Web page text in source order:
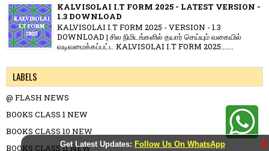
Get Latest Updates: Follow Us On WhatsApp X
KALVISOLAI I.T FORM 2025 - LATEST VERSION -
1.3 DOWNLOAD
KALVISOLAI I.T FORM 2025 - VERSION - 1.3
DOWNLOAD | சில நிமிடங்களில் தயார் செய்யும் வகையில்
வடிவமைக்கப்பட்ட KALVISOLAI I.T FORM 2025.......
LABELS
@ FLASH NEWS
BOOKS CLASS 1 NEW
BOOKS CLASS 10 NEW
BOOKS CLASS 11 NEW